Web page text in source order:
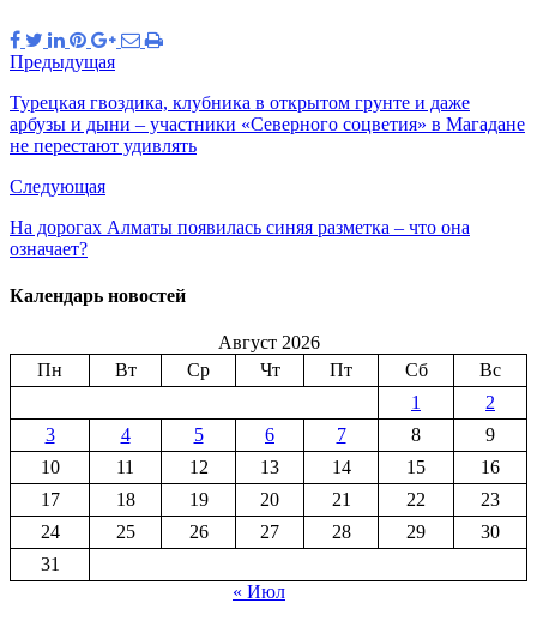
Предыдущая
Турецкая гвоздика, клубника в открытом грунте и даже
арбузы и дыни – участники «Северного соцветия» в Магадане
не перестают удивлять
Следующая
На дорогах Алматы появилась синяя разметка – что она
означает?
Календарь новостей
Август 2026
Пн
Вт Ср Чт Пт Сб
Вс
1
2
3
4 5 6 7 8
9
10
11 12 13 14 15
16
17
18 19 20 21 22
23
24
25 26 27 28 29
30
31
« Июл